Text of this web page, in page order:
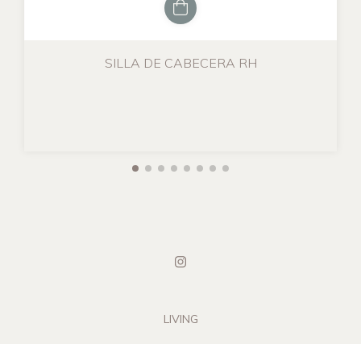
SILLA DE CABECERA RH
LIVING